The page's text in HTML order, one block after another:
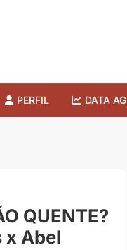
PERFIL DATA AG
QUENTE?
x Abel